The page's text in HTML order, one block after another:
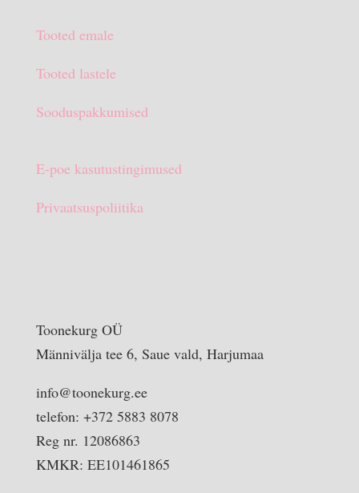
€15.90.
Tooted emale
Tooted lastele
Sooduspakkumised
E-poe kasutustingimused
Privaatsuspoliitika
Toonekurg OÜ
Männivälja tee 6, Saue vald, Harjumaa
info@toonekurg.ee
telefon: +372 5883 8078
Reg nr. 12086863
KMKR: EE101461865